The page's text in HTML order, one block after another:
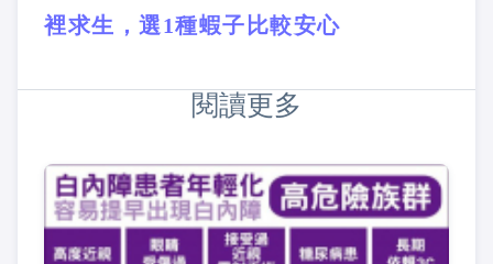
裡求生，選1種蝦子比較安心
閱讀更多